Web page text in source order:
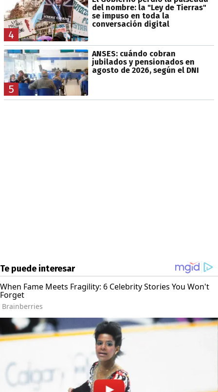
4
del nombre: la "Ley de Tierras"
se impuso en toda la
conversación digital
5
ANSES: cuándo cobran
jubilados y pensionados en
agosto de 2026, según el DNI